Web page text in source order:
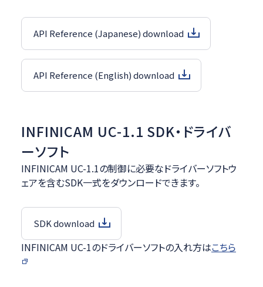
API Reference (Japanese) download
API Reference (English) download
INFINICAM UC-1.1 SDK・ドライバ
ーソフト
INFINICAM UC-1.1の制御に必要なドライバーソフトウ
ェアを含むSDK一式をダウンロードできます。
SDK download
INFINICAM UC-1のドライバーソフトの入れ方はこちら